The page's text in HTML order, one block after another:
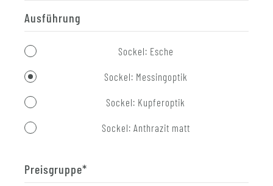
Ausführung
Sockel: Esche
Sockel: Messingoptik
Sockel: Kupferoptik
Sockel: Anthrazit matt
Preisgruppe*